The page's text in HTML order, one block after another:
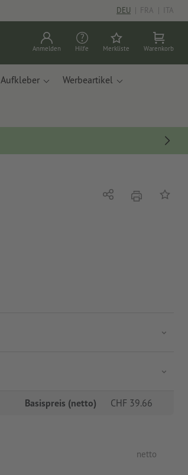
DEU | FRA | ITA
Anmelden Hilfe Merkliste Warenkorb
Aufkleber Werbeartikel
Teilen DruckenAuf
Basispreis (netto) CHF 39.66
netto